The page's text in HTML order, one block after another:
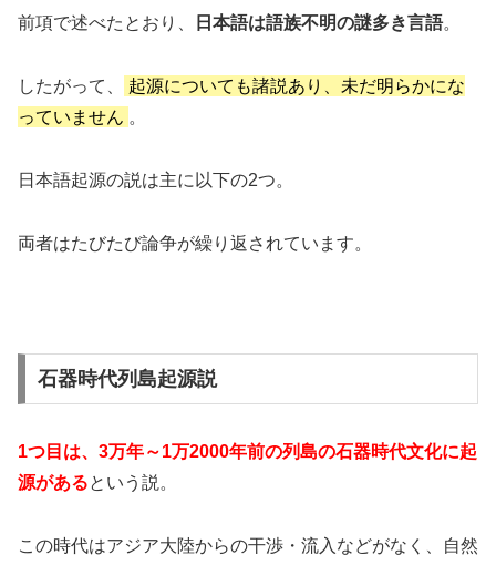
前項で述べたとおり、 日本語は語族不明の謎多き言語。
したがって、
起源についても諸説あり、未だ明らかにな
っていません 。
日本語起源の説は主に以下の2つ。
両者はたびたび論争が繰り返されています。
石器時代列島起源説
1つ目は、3万年～1万2000年前の列島の石器時代文化に起
源があるという説。
この時代はアジア大陸からの干渉・流入などがなく、自然